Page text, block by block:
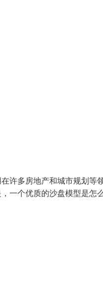
许多房地产和城市规划等
一个优质的沙盘模型是怎